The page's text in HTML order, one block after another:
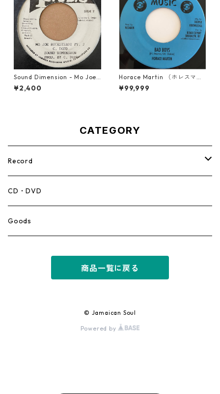
Sound Dimension - Mo Joe
Rock Steady【7-21087】
¥2,400
Horace Martin （ホレスマー
ティン） - Bad Boys【7'】
¥99,999
CATEGORY
Record
Mento,Calypso,Ballad
Ska
CD・DVD
Goods
商品一覧に戻る
© Jamaican Soul
Powered by